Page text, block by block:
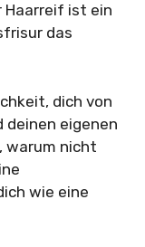
Haarreif ist ein
das
dich von
deinen eigenen
warum nicht
wie eine